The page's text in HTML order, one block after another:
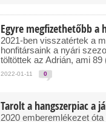
Egyre megfizethetőbb a
2021-ben visszatértek a
honfitársaink a nyári
töltöttek az Adrián, ami
2022-01-11 0
Tarolt a hangszerpiac a
2020 emberemlékezet